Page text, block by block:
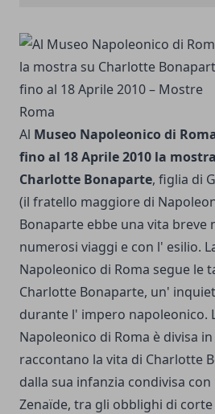
Al Museo Napoleonico di
fino al 18 Aprile 2010 la
Charlotte Bonaparte, figlia di
(il fratello maggiore di
Bonaparte ebbe una vita breve
numerosi viaggi e con l' esilio.
Napoleonico di Roma segue le
Charlotte Bonaparte, un'
durante l' impero napoleonico.
Napoleonico di Roma è divisa
raccontano la vita di Charlotte
dalla sua infanzia condivisa
Zenaïde, tra gli obblighi di